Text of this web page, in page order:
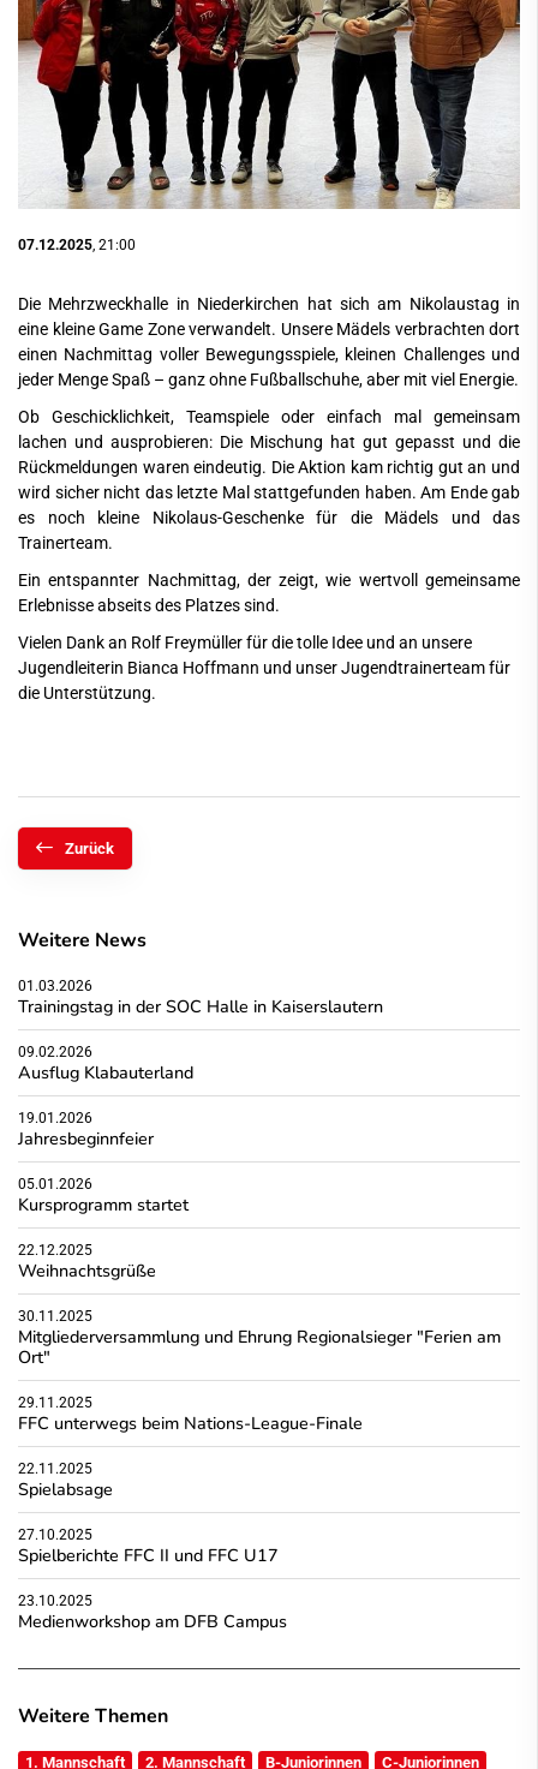
07.12.2025, 21:00
Die Mehrzweckhalle in Niederkirchen hat sich am Nikolaustag in
eine kleine Game Zone verwandelt. Unsere Mädels verbrachten dort
einen Nachmittag voller Bewegungsspiele, kleinen Challenges und
jeder Menge Spaß – ganz ohne Fußballschuhe, aber mit viel Energie.
Ob Geschicklichkeit, Teamspiele oder einfach mal gemeinsam
lachen und ausprobieren: Die Mischung hat gut gepasst und die
Rückmeldungen waren eindeutig. Die Aktion kam richtig gut an und
wird sicher nicht das letzte Mal stattgefunden haben. Am Ende gab
es noch kleine Nikolaus-Geschenke für die Mädels und das
Trainerteam.
Ein entspannter Nachmittag, der zeigt, wie wertvoll gemeinsame
Erlebnisse abseits des Platzes sind.
Vielen Dank an Rolf Freymüller für die tolle Idee und an unsere
Jugendleiterin Bianca Hoffmann und unser Jugendtrainerteam für
die Unterstützung.
Zurück
Weitere News
01.03.2026
Trainingstag in der SOC Halle in Kaiserslautern
09.02.2026
Ausflug Klabauterland
19.01.2026
Jahresbeginnfeier
05.01.2026
Kursprogramm startet
22.12.2025
Weihnachtsgrüße
30.11.2025
Mitgliederversammlung und Ehrung Regionalsieger "Ferien am
Ort"
29.11.2025
FFC unterwegs beim Nations-League-Finale
22.11.2025
Spielabsage
27.10.2025
Spielberichte FFC II und FFC U17
23.10.2025
Medienworkshop am DFB Campus
Weitere Themen
1. Mannschaft 2. Mannschaft B-Juniorinnen C-Juniorinnen